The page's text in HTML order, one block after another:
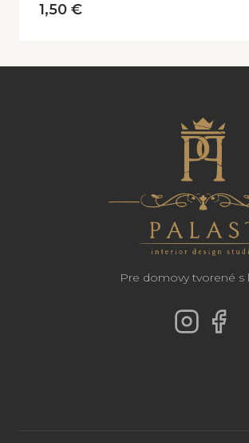
1,50 €
Pre domovy tvorené s